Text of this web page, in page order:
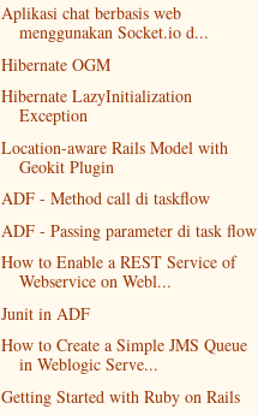
Aplikasi chat berbasis web
menggunakan Socket.io d...
Hibernate OGM
Hibernate LazyInitialization
Exception
Location-aware Rails Model with
Geokit Plugin
ADF - Method call di taskflow
ADF - Passing parameter di task flow
How to Enable a REST Service of
Webservice on Webl...
Junit in ADF
How to Create a Simple JMS Queue
in Weblogic Serve...
Getting Started with Ruby on Rails